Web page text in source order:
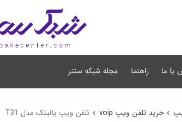
با ما راهنما مجله شبکه سنتر
خرید تلفن ویپ voip تلفن ویپ یالینک مدل T31